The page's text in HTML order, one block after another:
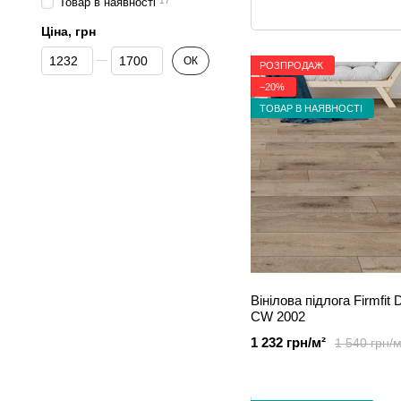
РОЗПРОДАЖ
−20%
ТОВАР В НАЯВНОСТІ
Вінілова підлога Firmfit
CW 2002
1 540 грн/
1 232 грн/м²
Ціна, грн
Від Ціна, грн
До Ціна, грн ОК